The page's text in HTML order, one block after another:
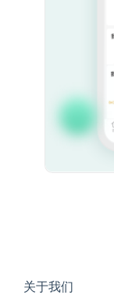
关于我们